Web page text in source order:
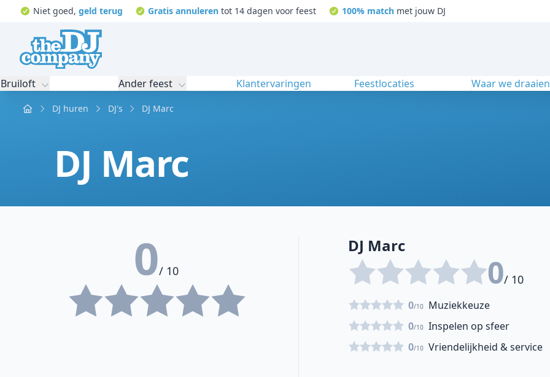
Niet goed, geld terug Gratis annuleren tot 14 dagen voor feest 100% matchmet jouw DJ
Bruiloft Ander feest Klantervaringen Feestlocaties Waar we draaien
Home DJ huren DJ's DJ Marc
DJ Marc
0/ 10
DJ Marc
0/ 10
Muziekkeuze
0/10
Inspelen op sfeer
0/10
Vriendelijkheid & service
0/10